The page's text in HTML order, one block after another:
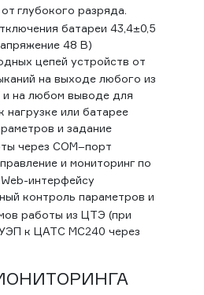
глубокого разряда.
батареи 43,4±0,5
48 В)
цепей устройств от
на выходе любого из
и на любом выводе для
нагрузке или батарее
и задание
через СОМ–порт
и мониторинг по
Web-интерфейсу
контроль параметров и
работы из ЦТЭ (при
к ЦАТС МС240 через